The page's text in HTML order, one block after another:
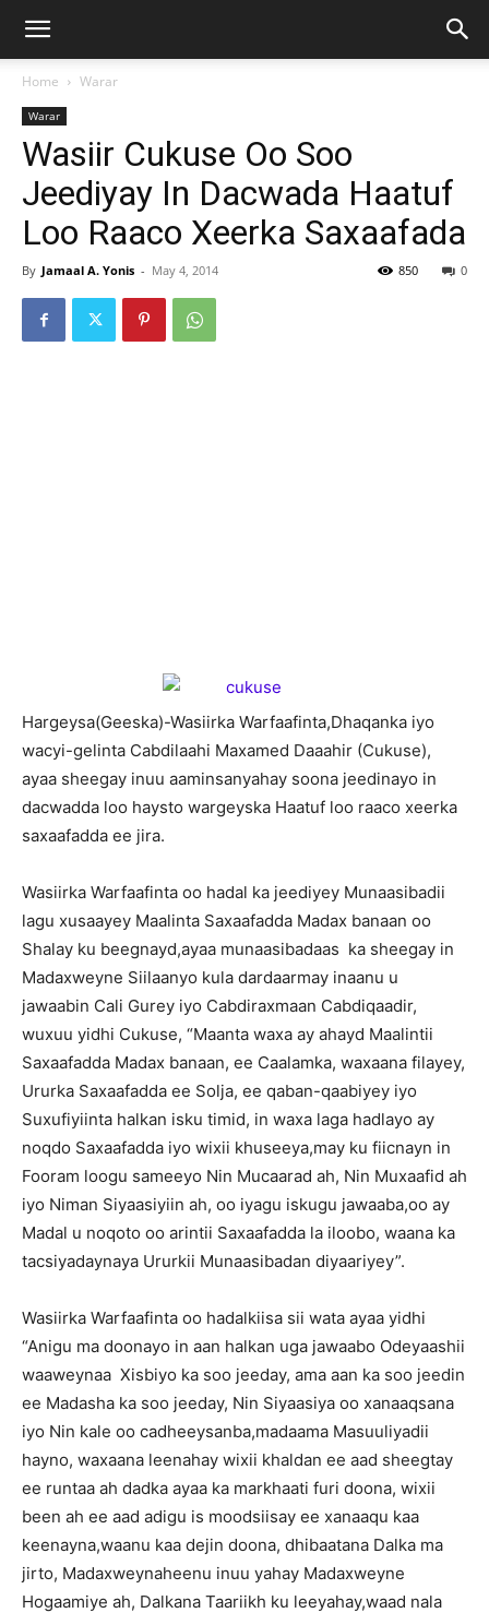
Home Warar
Warar
Wasiir Cukuse Oo Soo
Jeediyay In Dacwada Haatuf
Loo Raaco Xeerka Saxaafada
By Jamaal A. Yonis - May 4, 2014 0
850
Hargeysa(Geeska)-Wasiirka Warfaafinta,Dhaqanka iyo
wacyi-gelinta Cabdilaahi Maxamed Daaahir (Cukuse),
ayaa sheegay inuu aaminsanyahay soona jeedinayo in
dacwadda loo haysto wargeyska Haatuf loo raaco xeerka
saxaafadda ee jira.
Wasiirka Warfaafinta oo hadal ka jeediyey Munaasibadii
lagu xusaayey Maalinta Saxaafadda Madax banaan oo
Shalay ku beegnayd,ayaa munaasibadaas ka sheegay in
Madaxweyne Siilaanyo kula dardaarmay inaanu u
jawaabin Cali Gurey iyo Cabdiraxmaan Cabdiqaadir,
wuxuu yidhi Cukuse, “Maanta waxa ay ahayd Maalintii
Saxaafadda Madax banaan, ee Caalamka, waxaana filayey,
Ururka Saxaafadda ee Solja, ee qaban-qaabiyey iyo
Suxufiyiinta halkan isku timid, in waxa laga hadlayo ay
noqdo Saxaafadda iyo wixii khuseeya,may ku fiicnayn in
Fooram loogu sameeyo Nin Mucaarad ah, Nin Muxaafid ah
iyo Niman Siyaasiyiin ah, oo iyagu iskugu jawaaba,oo ay
Madal u noqoto oo arintii Saxaafadda la iloobo, waana ka
tacsiyadaynaya Ururkii Munaasibadan diyaariyey”.
Wasiirka Warfaafinta oo hadalkiisa sii wata ayaa yidhi
“Anigu ma doonayo in aan halkan uga jawaabo Odeyaashii
waaweynaa Xisbiyo ka soo jeeday, ama aan ka soo jeedin
ee Madasha ka soo jeeday, Nin Siyaasiya oo xanaaqsana
iyo Nin kale oo cadheeysanba,madaama Masuuliyadii
hayno, waxaana leenahay wixii khaldan ee aad sheegtay
ee runtaa ah dadka ayaa ka markhaati furi doona, wixii
been ah ee aad adigu is moodsiisay ee xanaaqu kaa
keenayna,waanu kaa dejin doona, dhibaatana Dalka ma
jirto, Madaxweynaheenu inuu yahay Madaxweyne
Hogaamiye ah, Dalkana Taariikh ku leeyahay,waad nala